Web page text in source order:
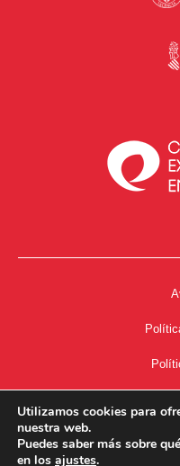
Utilizamos cookies para
nuestra web.
Puedes saber más sobre
en los ajustes.